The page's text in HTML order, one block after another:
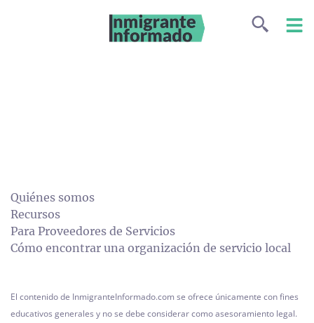
Quiénes somos
Recursos
Para Proveedores de Servicios
Cómo encontrar una organización de servicio local
El contenido de InmigranteInformado.com se ofrece únicamente con fines
educativos generales y no se debe considerar como asesoramiento legal.